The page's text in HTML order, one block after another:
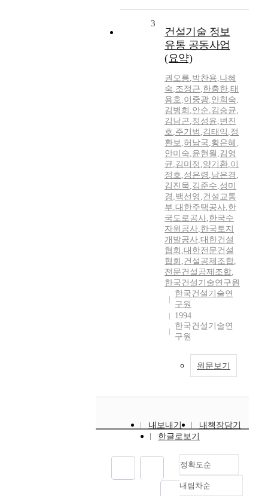
3
건설기술 정보
유통 공동사업
(요약)
권오룡,박찬용,나혜
숙,조정근,한충한,태
용호,이중광,안희숙,
김병희 ,안순,김승균,
김남곤,정성윤,변진
호,주기범 ,김태익 ,정
환보,허남국,황은혜 ,
안미숙,윤현월 ,김영
균,김미정 ,양기환,이
정호,성은령 ,남은경 ,
김진묵,김준수,성미
경 ,백선영 ,건설교통
부,대한주택공사,한
국도로공사,한국수
자원공사,한국토지
개발공사,대한건설
협회 ,대한전문건설
협회 ,건설공제조합,
전문건설공제조합,
한국건설기술연구원
한국건설기술연
구원
1994
한국건설기술연
구원
원문보기
내보내기
내책장담기
한글로보기
정확도순
정확도
내림차순